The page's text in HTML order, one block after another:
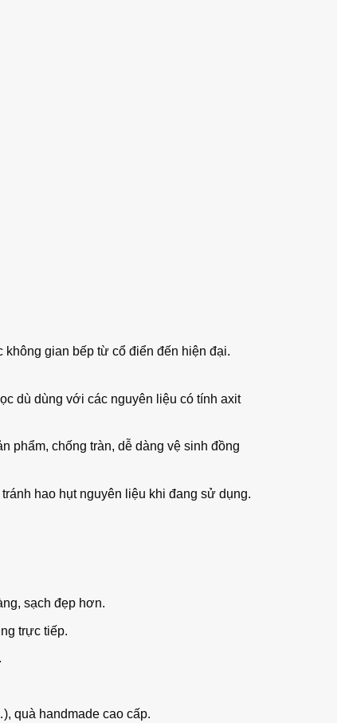
gian bếp từ cổ điển đến hiện đại.
dù dùng với các nguyên liệu có tính axit
phẩm, chống tràn, dễ dàng vệ sinh đồng
hao hụt nguyên liệu khi đang sử dụng.
sạch đẹp hơn.
trực tiếp.
quà handmade cao cấp.